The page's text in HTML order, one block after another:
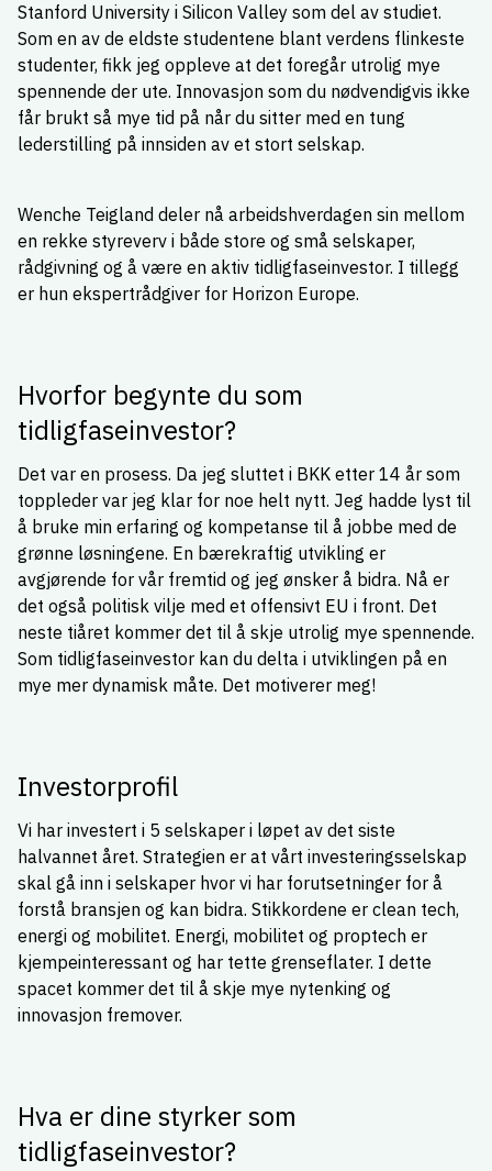
Stanford University i Silicon Valley som del av studiet.
Som en av de eldste studentene blant verdens flinkeste
studenter, fikk jeg oppleve at det foregår utrolig mye
spennende der ute. Innovasjon som du nødvendigvis ikke
får brukt så mye tid på når du sitter med en tung
lederstilling på innsiden av et stort selskap.
Wenche Teigland deler nå arbeidshverdagen sin mellom
en rekke styreverv i både store og små selskaper,
rådgivning og å være en aktiv tidligfaseinvestor. I tillegg
er hun ekspertrådgiver for Horizon Europe.
Hvorfor begynte du som
tidligfaseinvestor?
Det var en prosess. Da jeg sluttet i BKK etter 14 år som
toppleder var jeg klar for noe helt nytt. Jeg hadde lyst til
å bruke min erfaring og kompetanse til å jobbe med de
grønne løsningene. En bærekraftig utvikling er
avgjørende for vår fremtid og jeg ønsker å bidra. Nå er
det også politisk vilje med et offensivt EU i front. Det
neste tiåret kommer det til å skje utrolig mye spennende.
Som tidligfaseinvestor kan du delta i utviklingen på en
mye mer dynamisk måte. Det motiverer meg!
Investorprofil
Vi har investert i 5 selskaper i løpet av det siste
halvannet året. Strategien er at vårt investeringsselskap
skal gå inn i selskaper hvor vi har forutsetninger for å
forstå bransjen og kan bidra. Stikkordene er clean tech,
energi og mobilitet. Energi, mobilitet og proptech er
kjempeinteressant og har tette grenseflater. I dette
spacet kommer det til å skje mye nytenking og
innovasjon fremover.
Hva er dine styrker som
tidligfaseinvestor?